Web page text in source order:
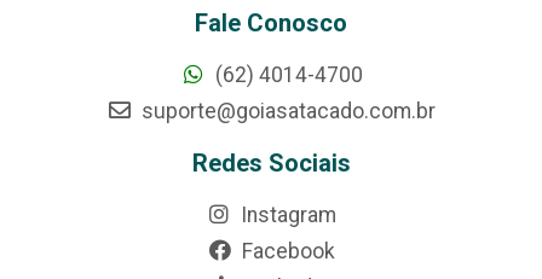
Fale Conosco
(62) 4014-4700
suporte@goiasatacado.com.br
Redes Sociais
Instagram
Facebook